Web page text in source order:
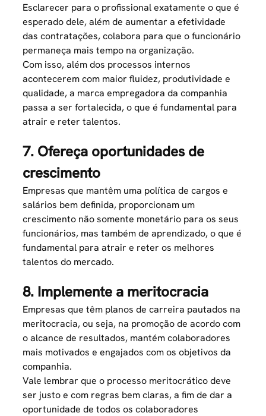
Esclarecer para o profissional exatamente o que é
esperado dele, além de aumentar a efetividade
das contratações, colabora para que o funcionário
permaneça mais tempo na organização.
Com isso, além dos processos internos
acontecerem com maior fluidez, produtividade e
qualidade, a marca empregadora da companhia
passa a ser fortalecida, o que é fundamental para
atrair e reter talentos.
7. Ofereça oportunidades de
crescimento
Empresas que mantêm uma política de cargos e
salários bem definida, proporcionam um
crescimento não somente monetário para os seus
funcionários, mas também de aprendizado, o que é
fundamental para atrair e reter os melhores
talentos do mercado.
8. Implemente a meritocracia
Empresas que têm planos de carreira pautados na
meritocracia, ou seja, na promoção de acordo com
o alcance de resultados, mantém colaboradores
mais motivados e engajados com os objetivos da
companhia.
Vale lembrar que o processo meritocrático deve
ser justo e com regras bem claras, a fim de dar a
oportunidade de todos os colaboradores